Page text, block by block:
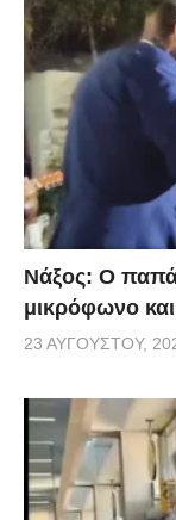
Νάξος: Ο
μικρόφωνο
23 ΑΥΓΟΎΣΤΟΥ,